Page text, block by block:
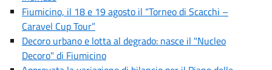
Fiumicino, il 18 e 19 agosto il “Torneo di Scacchi –
Caravel Cup Tour”
Decoro urbano e lotta al degrado: nasce il "Nucleo
Decoro" di Fiumicino